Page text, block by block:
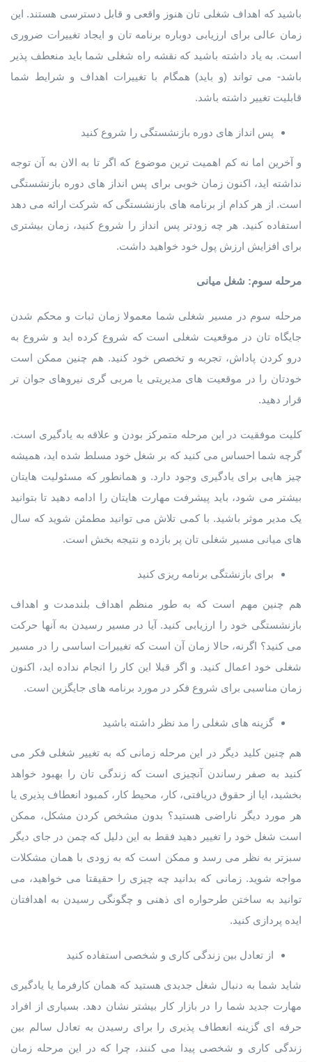
باشید که اهداف شغلی تان هنوز واقعی و قابل دسترسی هستند. این
زمان عالی برای ارزیابی دوباره برنامه تان و ایجاد تغییرات ضروری
است. به یاد داشته باشید که نقشه راه شغلی شما باید منعطف پذیر
باشد- می تواند (و باید) همگام با تغییرات اهداف و شرایط شما
قابلیت تغییر داشته باشد.
پس انداز های دوره بازنشستگی را شروع کنید
و آخرین اما نه کم اهمیت ترین موضوع که اگر تا به الان به آن توجه
نداشته اید، اکنون زمان خوبی برای پس انداز های دوره بازنشستگی
است. از هر کدام از برنامه های بازنشستگی که شرکت ارائه می دهد
استفاده کنید. هر چه زودتر پس انداز را شروع کنید، زمان بیشتری
برای افزایش ارزش پول خود خواهید داشت.
مرحله سوم: شغل میانی
مرحله سوم در مسیر شغلی شما معمولا زمان ثبات و محکم شدن
جایگاه تان در موقعیت شغلی است که شروع کرده اید و شروع به
درو کردن پاداش، تجربه و تخصص خود کنید. هم چنین ممکن است
خودتان را در موقعیت های مدیریتی یا مربی گری نیروهای جوان تر
قرار دهید.
کلیت موفقیت در این مرحله متمرکز بودن و علاقه به یادگیری است.
گرچه شما احساس می کنید که بر شغل خود مسلط شده اید، همیشه
چیز هایی برای یادگیری وجود دارد. و همانطور که مسئولیت هایتان
بیشتر می شود، باید پیشرفت مهارت هایتان را ادامه دهید تا بتوانید
یک مدیر موثر باشید. با کمی تلاش می توانید مطمئن شوید که سال
های میانی مسیر شغلی تان پر بازده و نتیجه بخش است.
برای بازنشتگی برنامه ریزی کنید
هم چنین مهم است که به طور منظم اهداف بلندمدت و اهداف
بازنشستگی خود را ارزیابی کنید. آیا در مسیر رسیدن به آنها حرکت
می کنید؟ اگرنه، حالا زمان آن است که تغییرات اساسی را در مسیر
شغلی خود اعمال کنید. و اگر قبلا این کار را انجام نداده اید، اکنون
زمان مناسبی برای شروع فکر در مورد برنامه های جایگزین است.
گزینه های شغلی را مد نظر داشته باشید
هم چنین کلید دیگر در این مرحله زمانی که به تغییر شغلی فکر می
کنید به صفر رساندن آنچیزی است که زندگی تان را بهبود خواهد
بخشید، ایا از حقوق دریافتی، کار، محیط کار، کمبود انعطاف پذیری یا
هر مورد دیگر ناراضی هستید؟ بدون مشخص کردن مشکل، ممکن
است شغل خود را تغییر دهید فقط به این دلیل که چمن در جای دیگر
سبزتر به نظر می رسد و ممکن است که به زودی با همان مشکلات
مواجه شوید. زمانی که بدانید چه چیزی را حقیقتا می خواهید، می
توانید به ساختن طرحواره ای ذهنی و چگونگی رسیدن به اهدافتان
ایده پردازی کنید.
از تعادل بین زندگی کاری و شخصی استفاده کنید
شاید شما به دنبال شغل جدیدی هستید که همان کارفرما یا یادگیری
مهارت جدید شما را در بازار کار بیشتر نشان دهد. بسیاری از افراد
حرفه ای گزینه انعطاف پذیری را برای رسیدن به تعادل سالم بین
زندگی کاری و شخصی پیدا می کنند، چرا که در این مرحله زمان